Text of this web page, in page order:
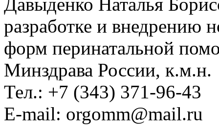
разработке и внедрению
форм перинатальной
Минздрава России, к.м.н.
Тел.: +7 (343) 371-96-43
E-mail: